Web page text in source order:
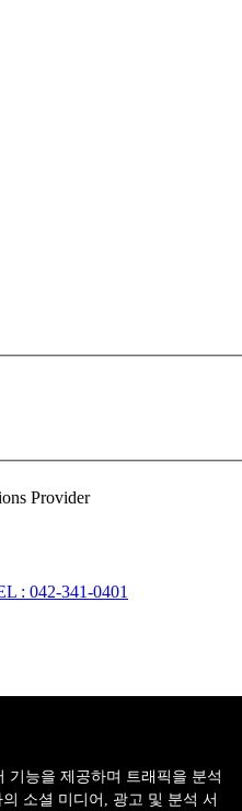
: 042-341-0401
기능을 제공하며 트래픽을 분석
소셜 미디어, 광고 및 분석 서